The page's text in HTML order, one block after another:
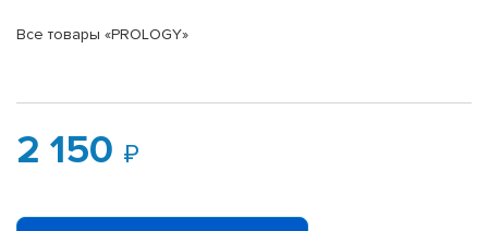
Все товары «PROLOGY»
2 150